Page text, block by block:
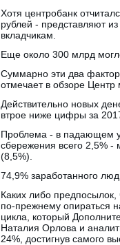
Хотя центробанк
рублей - представляют
вкладчикам.
Еще около 300 млрд
Суммарно эти два
отмечает в обзоре Центр
Действительно новых
втрое ниже цифры за
Проблема - в падающем
сбережения всего 2,5% -
(8,5%).
74,9% заработанного
Каких либо предпосылок,
по-прежнему опираться
цикла, который
Наталия Орлова и
24%, достигнув самого